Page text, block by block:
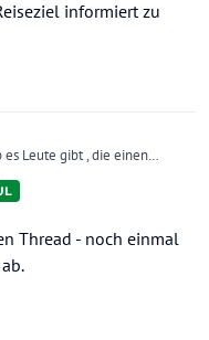
informiert zu
Leute gibt , die einen
einmal in einen
oder sich online über ihr
Thread - noch einmal